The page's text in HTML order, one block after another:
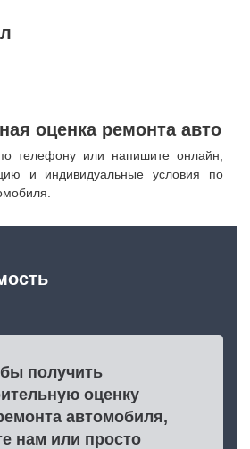
оценка ремонта авто
телефону или напишите онлайн,
и индивидуальные условия по
получить
оценку
автомобиля,
нам или просто